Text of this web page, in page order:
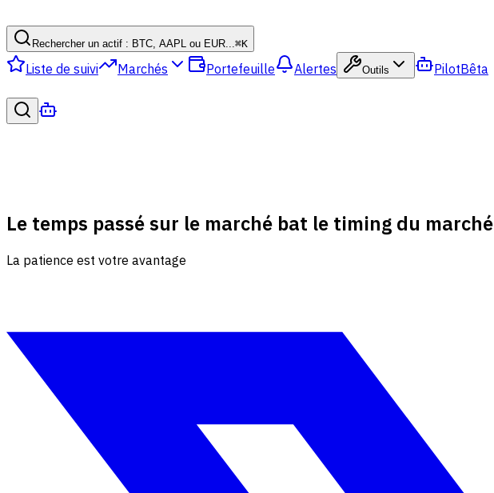
Rechercher un actif : BTC, AAPL ou EUR...⌘K
Liste de suivi Marchés Portefeuille Alertes Outils PilotBêta
Le temps passé sur le marché bat le timing du marché
La patience est votre avantage